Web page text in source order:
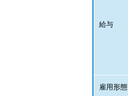
給与
雇用形態